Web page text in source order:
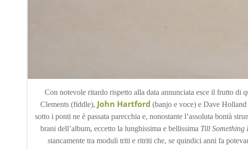
Con notevole ritardo rispetto alla data annunciata esce il frutto di
Clements (fiddle), John Hartford (banjo e voce) e Dave
sotto i ponti ne è passata parecchia e, nonostante l’assoluta bontà
brani dell’album, eccetto la lunghissima e bellissima Till Something
stancamente tra moduli triti e ritriti che, se quindici anni fa